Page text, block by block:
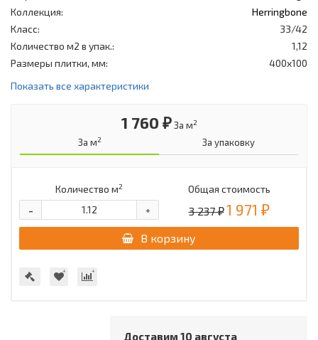
Коллекция:
Herringbone
Класс:
33/42
Количество м2 в упак.:
1,12
Размеры плитки, мм:
400x100
Показать все характеристики
1 760 ₽ За м2
За м2 За упаковку
Количество м2
+
-
Общая стоимость
3 237 ₽1 971 ₽
В корзину
Доставим 10 августа